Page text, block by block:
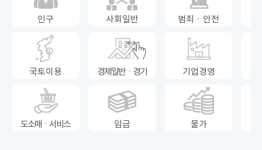
인구 사회일반 범죄ㆍ안전
국토이용 경제일반ㆍ경기 기업경영
도소매ㆍ서비스 임금 물가